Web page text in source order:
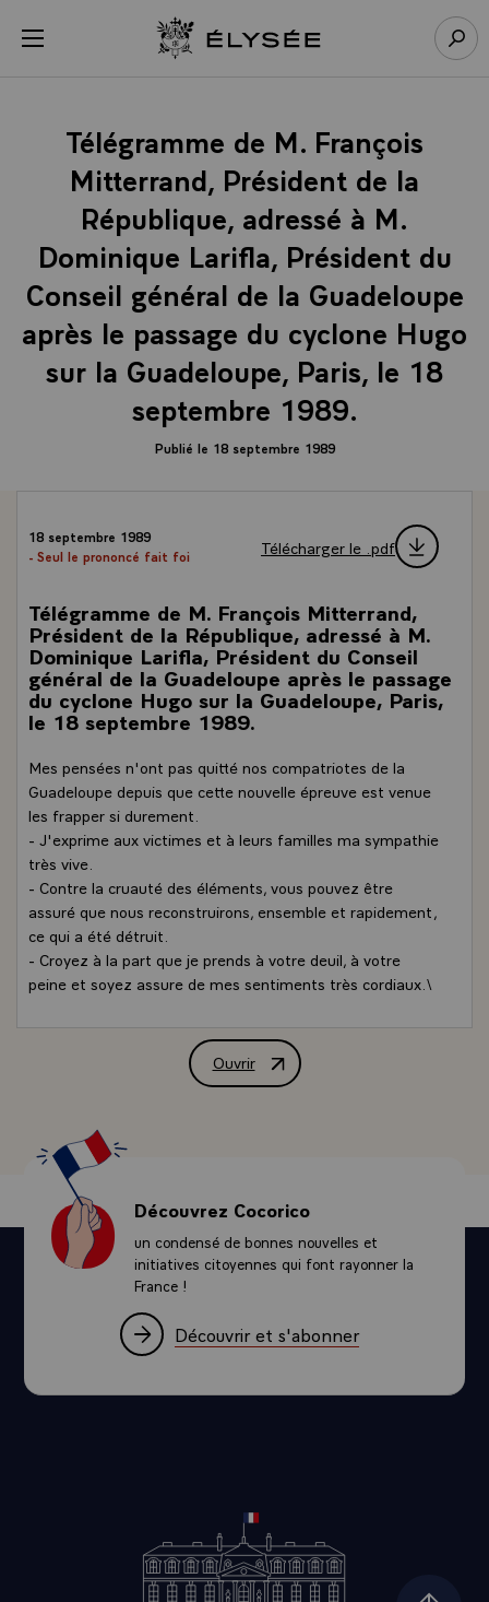
menu Retour à l’accueil Élysée
Télégramme de M. François
Mitterrand, Président de la
République, adressé à M.
Dominique Larifla, Président du
Conseil général de la Guadeloupe
après le passage du cyclone Hugo
sur la Guadeloupe, Paris, le 18
septembre 1989.
Publié le 18 septembre 1989
18 septembre 1989
- Seul le prononcé fait foi
Télécharger le .pdf
Télégramme de M. François Mitterrand,
Président de la République, adressé à M.
Dominique Larifla, Président du Conseil
général de la Guadeloupe après le passage
du cyclone Hugo sur la Guadeloupe, Paris,
le 18 septembre 1989.
Mes pensées n'ont pas quitté nos compatriotes de la
Guadeloupe depuis que cette nouvelle épreuve est venue
les frapper si durement.
- J'exprime aux victimes et à leurs familles ma sympathie
très vive.
- Contre la cruauté des éléments, vous pouvez être
assuré que nous reconstruirons, ensemble et rapidement,
ce qui a été détruit.
- Croyez à la part que je prends à votre deuil, à votre
peine et soyez assure de mes sentiments très cordiaux.\
Ouvrir
Télégramme de M. François
Découvrez Cocorico
un condensé de bonnes nouvelles et
initiatives citoyennes qui font rayonner la
France !
Découvrir et s'abonner
Panneau de gestion des cookies